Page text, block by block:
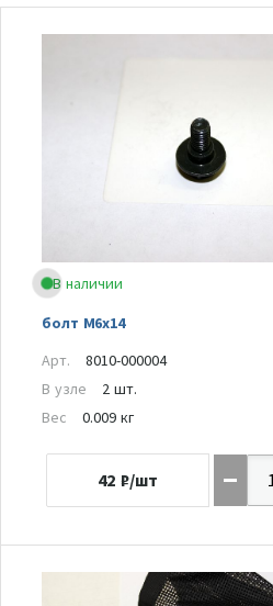
В наличии
болт М6х14
Арт.
8010-000004
В узле
2 шт.
Вес
0.009 кг
42 ₽/шт